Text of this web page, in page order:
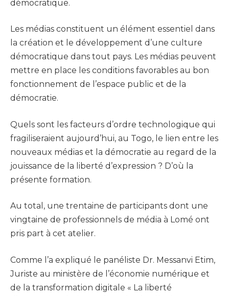
démocratique.
Les médias constituent un élément essentiel dans
la création et le développement d’une culture
démocratique dans tout pays. Les médias peuvent
mettre en place les conditions favorables au bon
fonctionnement de l’espace public et de la
démocratie.
Quels sont les facteurs d’ordre technologique qui
fragiliseraient aujourd’hui, au Togo, le lien entre les
nouveaux médias et la démocratie au regard de la
jouissance de la liberté d’expression ? D’où la
présente formation.
Au total, une trentaine de participants dont une
vingtaine de professionnels de média à Lomé ont
pris part à cet atelier.
Comme l’a expliqué le panéliste Dr. Messanvi Etim,
Juriste au ministère de l’économie numérique et
de la transformation digitale « La liberté